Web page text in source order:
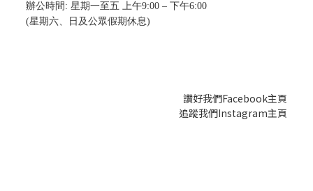
辦公時間: 星期一至五 上午9:00 – 下午6:00
(星期六、日及公眾假期休息)
讚好我們Facebook主頁
追蹤我們Instagram主頁